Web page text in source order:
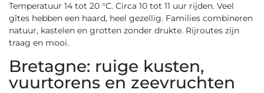
Temperatuur 14 tot 20 °C. Circa 10 tot 11 uur rijden. Veel
gîtes hebben een haard, heel gezellig. Families combineren
natuur, kastelen en grotten zonder drukte. Rijroutes zijn
traag en mooi.
Bretagne: ruige kusten,
vuurtorens en zeevruchten